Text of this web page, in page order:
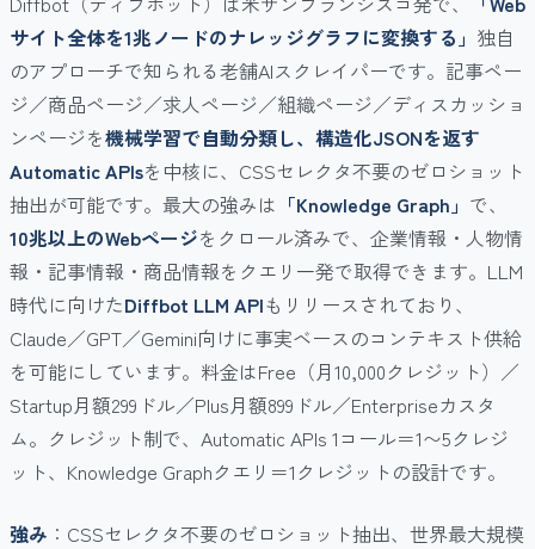
サイト全体を1兆ノードのナレッジグラフに変換する」 独自
のアプローチで知られる老舗AIスクレイパーです。記事ペー
ジ／商品ページ／求人ページ／組織ページ／ディスカッショ
ンページを機械学習で自動分類し、構造化JSONを返す
Automatic APIsを中核に、CSSセレクタ不要のゼロショット
抽出が可能です。最大の強みは 「Knowledge Graph」 で、
10兆以上のWebページをクロール済みで、企業情報・人物情
報・記事情報・商品情報をクエリ一発で取得できます。LLM
時代に向けたDiffbot LLM APIもリリースされており、
Claude／GPT／Gemini向けに事実ベースのコンテキスト供給
を可能にしています。料金はFree（月10,000クレジット）／
Startup月額299ドル／Plus月額899ドル／Enterpriseカスタ
ム。クレジット制で、Automatic APIs 1コール＝1〜5クレジ
ット、Knowledge Graphクエリ＝1クレジットの設計です。
強み ：CSSセレクタ不要のゼロショット抽出、世界最大規模